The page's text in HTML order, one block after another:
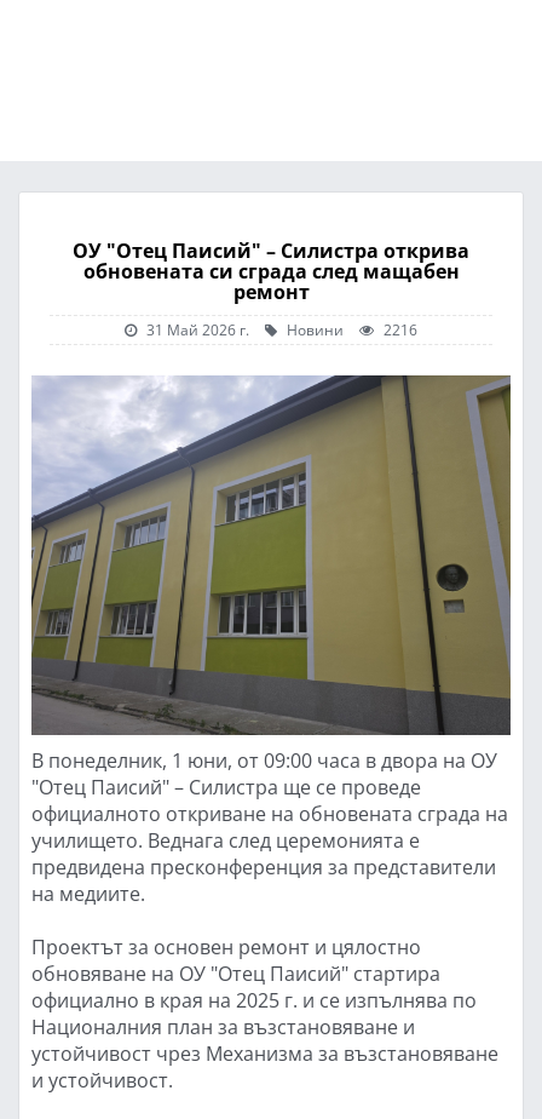
ОУ "Отец Паисий" – Силистра открива
обновената си сграда след мащабен
ремонт
31 Май 2026 г. Новини 2216
В понеделник, 1 юни, от 09:00 часа в двора на ОУ
"Отец Паисий" – Силистра ще се проведе
официалното откриване на обновената сграда на
училището. Веднага след церемонията е
предвидена пресконференция за представители
на медиите.
Проектът за основен ремонт и цялостно
обновяване на ОУ "Отец Паисий" стартира
официално в края на 2025 г. и се изпълнява по
Националния план за възстановяване и
устойчивост чрез Механизма за възстановяване
и устойчивост.